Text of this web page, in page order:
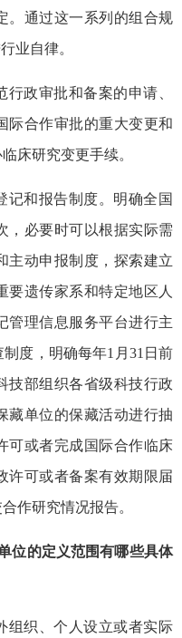
。通过这一系列的组合规
业自律。
政审批和备案的申请、
际合作审批的重大变更和
床研究变更手续。
记和报告制度。明确全国
，必要时可以根据实际需
主动申报制度，探索建立
要遗传家系和特定地区人
管理信息服务平台进行主
度，明确每年1月31日前
技部组织各省级科技行政
藏单位的保藏活动进行抽
可或者完成国际合作临床
许可或者备案有效期限届
作研究情况报告。
位的定义范围有哪些具体
组织、个人设立或者实际